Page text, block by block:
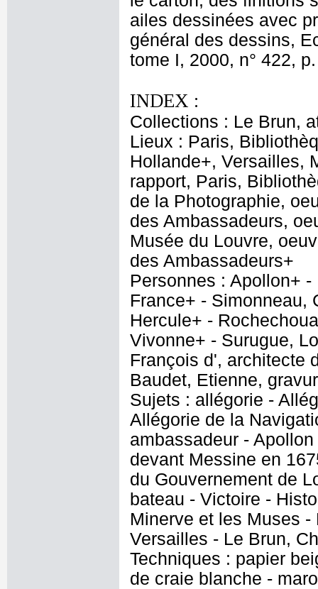
ailes dessinées avec
général des dessins,
tome I, 2000, n° 422,
INDEX :
Collections : Le Brun,
Lieux : Paris,
Hollande+, Versailles,
rapport, Paris,
de la Photographie,
des Ambassadeurs,
Musée du Louvre,
des Ambassadeurs+
Personnes : Apollon+
France+ - Simonneau,
Hercule+ -
Vivonne+ - Surugue,
François d', architecte
Baudet, Etienne,
Sujets : allégorie -
Allégorie de la
ambassadeur -
devant Messine en
du Gouvernement de
bateau - Victoire -
Minerve et les Muses
Versailles - Le Brun,
Techniques : papier
de craie blanche -